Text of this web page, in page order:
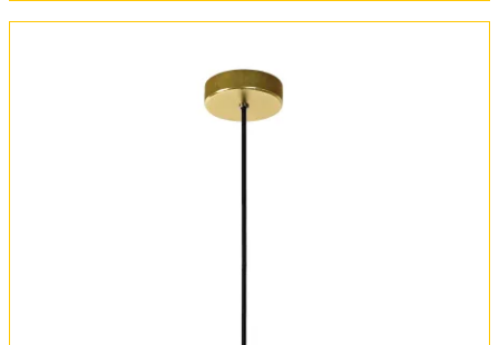
Все о товаре
Комплект лампочек